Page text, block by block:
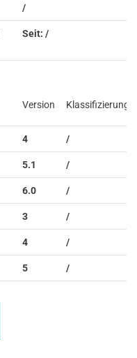
/
Seit: /
Version Klassifizierung
4 /
5.1 /
6.0 /
3 /
4 /
5 /